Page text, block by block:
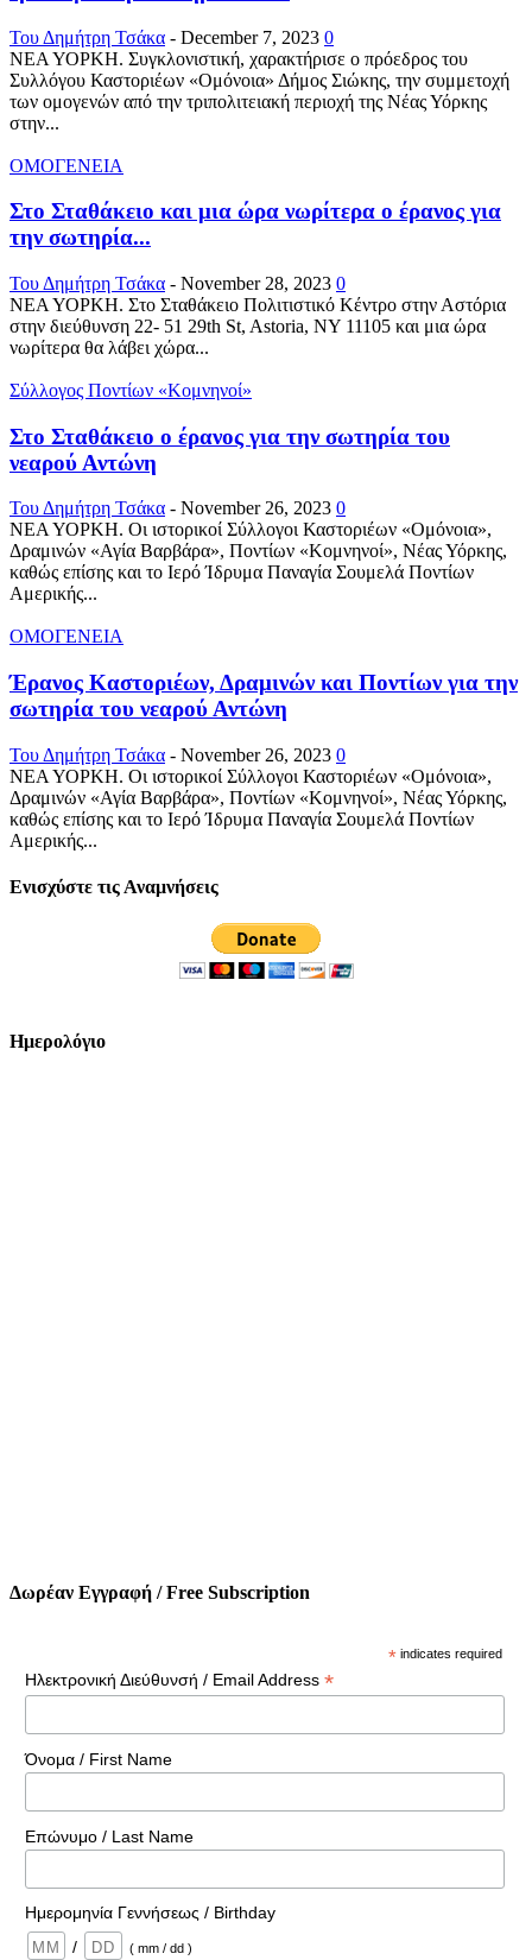
Του Δημήτρη Τσάκα - December 7, 2023 0
ΝΕΑ ΥΟΡΚΗ. Συγκλονιστική, χαρακτήρισε ο πρόεδρος του
Συλλόγου Καστοριέων «Ομόνοια» Δήμος Σιώκης, την συμμετοχή
των ομογενών από την τριπολιτειακή περιοχή της Νέας Υόρκης
στην...
ΟΜΟΓΕΝΕΙΑ
Στο Σταθάκειο και μια ώρα νωρίτερα ο έρανος για
την σωτηρία...
Του Δημήτρη Τσάκα - November 28, 2023 0
ΝΕΑ ΥΟΡΚΗ. Στο Σταθάκειο Πολιτιστικό Κέντρο στην Αστόρια
στην διεύθυνση 22- 51 29th St, Astoria, NY 11105 και μια ώρα
νωρίτερα θα λάβει χώρα...
Σύλλογος Ποντίων «Κομνηνοί»
Στο Σταθάκειο ο έρανος για την σωτηρία του
νεαρού Αντώνη
Του Δημήτρη Τσάκα - November 26, 2023 0
ΝΕΑ ΥΟΡΚΗ. Οι ιστορικοί Σύλλογοι Καστοριέων «Ομόνοια»,
Δραμινών «Αγία Βαρβάρα», Ποντίων «Κομνηνοί», Νέας Υόρκης,
καθώς επίσης και το Ιερό Ίδρυμα Παναγία Σουμελά Ποντίων
Αμερικής...
ΟΜΟΓΕΝΕΙΑ
Έρανος Καστοριέων, Δραμινών και Ποντίων για την
σωτηρία του νεαρού Αντώνη
Του Δημήτρη Τσάκα - November 26, 2023 0
ΝΕΑ ΥΟΡΚΗ. Οι ιστορικοί Σύλλογοι Καστοριέων «Ομόνοια»,
Δραμινών «Αγία Βαρβάρα», Ποντίων «Κομνηνοί», Νέας Υόρκης,
καθώς επίσης και το Ιερό Ίδρυμα Παναγία Σουμελά Ποντίων
Αμερικής...
Ενισχύστε τις Αναμνήσεις
Ημερολόγιο
Δωρέαν Εγγραφή / Free Subscription
* indicates required
Ηλεκτρονική Διεύθυνσή / Email Address *
Όνομα / First Name
Επώνυμο / Last Name
Ημερομηνία Γεννήσεως / Birthday
/
( mm / dd )